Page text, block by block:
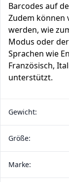
Barcodes auf
Zudem können
werden, wie
Modus oder
Sprachen wie
Französisch,
unterstützt.
Gewicht:
Größe:
Marke: